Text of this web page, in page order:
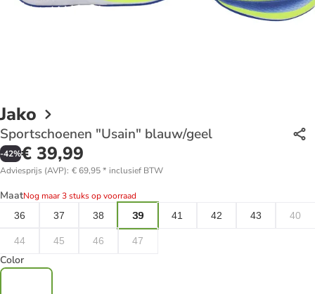
Jako
Sportschoenen "Usain" blauw/geel
-42%€ 39,99
Adviesprijs (AVP): € 69,95* inclusief BTW
MaatNog maar 3 stuks op voorraad
36
37 38 39 41 42 43 40
44 45 46 47
Color